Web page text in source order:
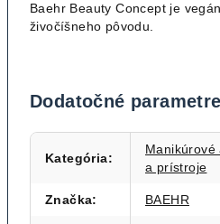
Baehr Beauty Concept je
živočíšneho pôvodu.
Dodatočné parametre
Kategória:
Manikúrové
a prístroje
Značka: BAEHR